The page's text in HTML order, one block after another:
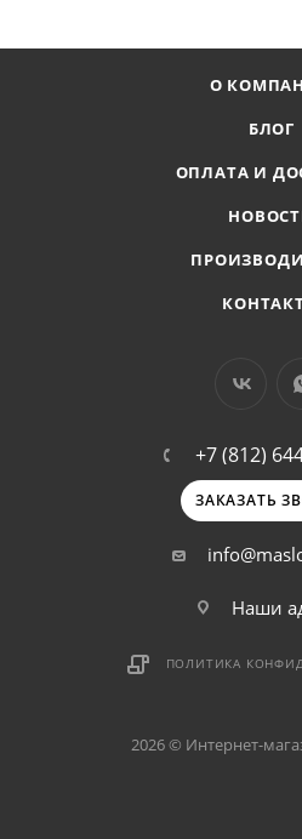
О
БЛОГ
ОПЛАТА И
+7 (812)
ЗАКАЗАТЬ
Наши
ПОЛИТИКА
2026 © Интернет-